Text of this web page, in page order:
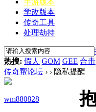
学改版本
传奇工具
处理劫持
热搜: 假人 GOM GEE 合击
传奇帮论坛 › › 隐私提醒
wm880828